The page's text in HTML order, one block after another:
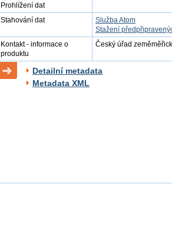
Prohlížení dat
Stahování dat
Služba Atom
Stažení
Kontakt - informace o
produktu
Český úřad
Detailní metadata
Metadata XML